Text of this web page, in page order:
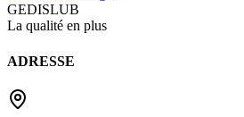
GEDISLUB
La qualité en plus
ADRESSE